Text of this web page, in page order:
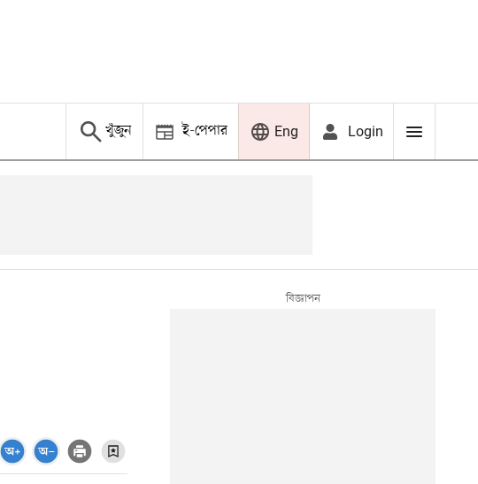
খুঁজুন ই-পেপার Eng Login